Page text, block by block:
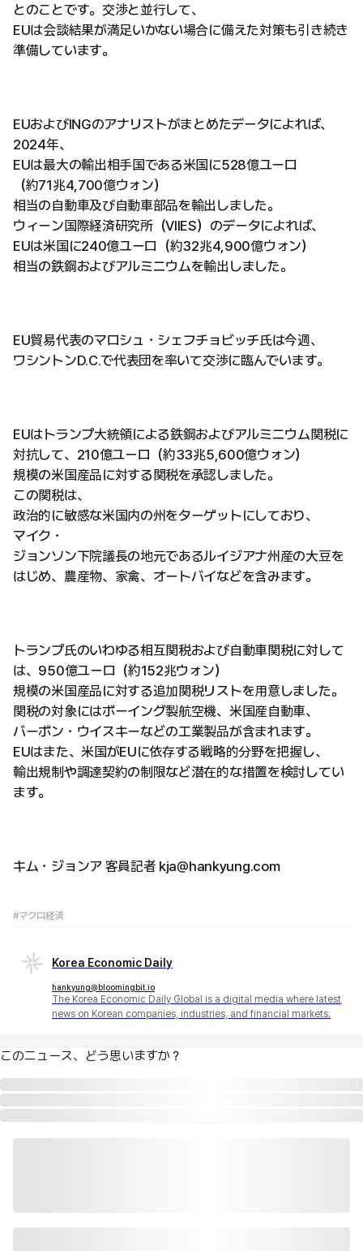
とのことです。交渉と並行して、
EUは会談結果が満足いかない場合に備えた対策も引き続き
準備しています。
EUおよびINGのアナリストがまとめたデータによれば、
2024年、
EUは最大の輸出相手国である米国に528億ユーロ
（約71兆4,700億ウォン）
相当の自動車及び自動車部品を輸出しました。
ウィーン国際経済研究所（VIIES）のデータによれば、
EUは米国に240億ユーロ（約32兆4,900億ウォン）
相当の鉄鋼およびアルミニウムを輸出しました。
EU貿易代表のマロシュ・シェフチョビッチ氏は今週、
ワシントンD.C.で代表団を率いて交渉に臨んでいます。
EUはトランプ大統領による鉄鋼およびアルミニウム関税に
対抗して、210億ユーロ（約33兆5,600億ウォン）
規模の米国産品に対する関税を承認しました。
この関税は、
政治的に敏感な米国内の州をターゲットにしており、
マイク・
ジョンソン下院議長の地元であるルイジアナ州産の大豆を
はじめ、農産物、家禽、オートバイなどを含みます。
トランプ氏のいわゆる相互関税および自動車関税に対して
は、950億ユーロ（約152兆ウォン）
規模の米国産品に対する追加関税リストを用意しました。
関税の対象にはボーイング製航空機、米国産自動車、
バーボン・ウイスキーなどの工業製品が含まれます。
EUはまた、米国がEUに依存する戦略的分野を把握し、
輸出規制や調達契約の制限など潜在的な措置を検討してい
ます。
キム・ジョンア 客員記者 kja@hankyung.com
#マクロ経済
Korea Economic Daily
hankyung@bloomingbit.io
The Korea Economic Daily Global is a digital media where latest
news on Korean companies, industries, and financial markets.
このニュース、どう思いますか？